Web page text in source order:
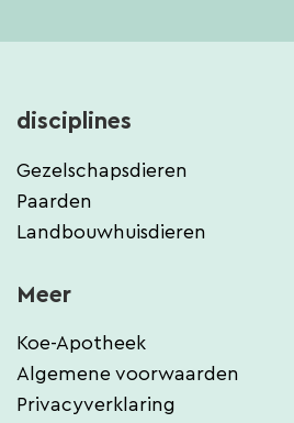
disciplines
Gezelschapsdieren
Paarden
Landbouwhuisdieren
Meer
Koe-Apotheek
Algemene voorwaarden
Privacyverklaring